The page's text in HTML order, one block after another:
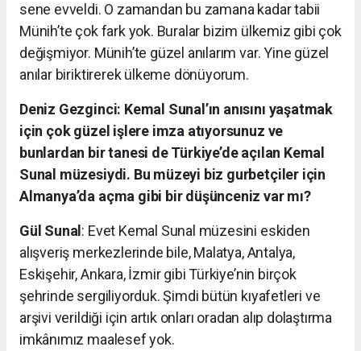
sene evveldi. O zamandan bu zamana kadar tabii
Münih’te çok fark yok. Buralar bizim ülkemiz gibi çok
değişmiyor. Münih’te güzel anılarım var. Yine güzel
anılar biriktirerek ülkeme dönüyorum.
Deniz Gezginci: Kemal Sunal’ın anısını yaşatmak
için çok güzel işlere imza atıyorsunuz ve
bunlardan bir tanesi de Türkiye’de açılan Kemal
Sunal müzesiydi. Bu müzeyi biz gurbetçiler için
Almanya’da açma gibi bir düşünceniz var mı?
Gül Sunal : Evet Kemal Sunal müzesini eskiden
alışveriş merkezlerinde bile, Malatya, Antalya,
Eskişehir, Ankara, İzmir gibi Türkiye’nin birçok
şehrinde sergiliyorduk. Şimdi bütün kıyafetleri ve
arşivi verildiği için artık onları oradan alıp dolaştırma
imkânımız maalesef yok.